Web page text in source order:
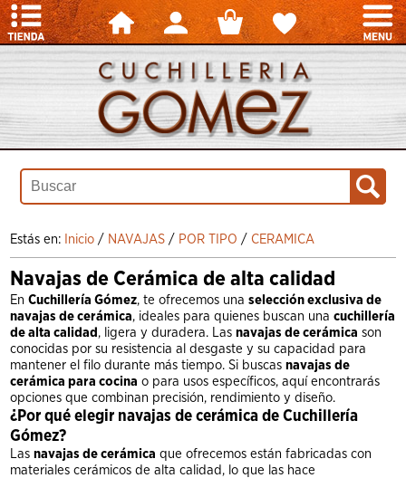
Estás en: Inicio / NAVAJAS / POR TIPO /CERAMICA
Navajas de Cerámica de alta calidad
EnCuchillería Gómez, te ofrecemos unaselección exclusiva de
navajas de cerámica, ideales para quienes buscan unacuchillería
de alta calidad , ligera y duradera. Lasnavajas de cerámica son
conocidas por su resistencia al desgaste y su capacidad para
mantener el filo durante más tiempo. Si buscasnavajas de
cerámica para cocina o para usos específicos, aquí encontrarás
opciones que combinan precisión, rendimiento y diseño.
¿Por qué elegir navajas de cerámica de Cuchillería
Gómez?
Lasnavajas de cerámica que ofrecemos están fabricadas con
materiales cerámicos de alta calidad, lo que las hace